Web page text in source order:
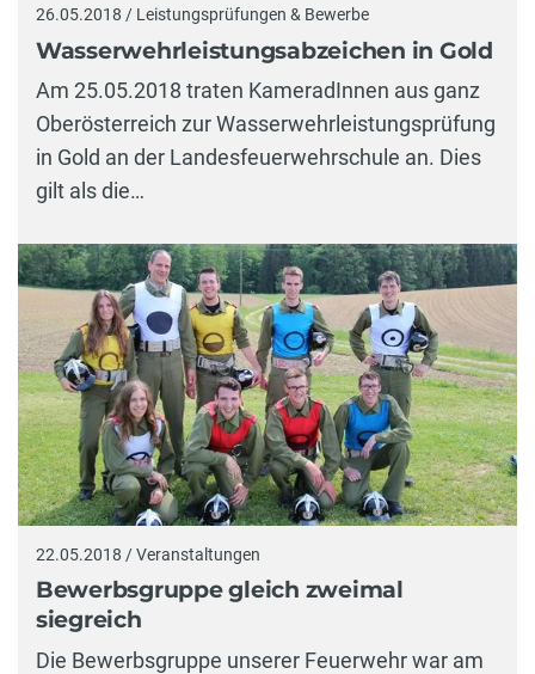
26.05.2018 / Leistungsprüfungen & Bewerbe
Wasserwehrleistungsabzeichen in Gold
Am 25.05.2018 traten KameradInnen aus ganz
Oberösterreich zur Wasserwehrleistungsprüfung
in Gold an der Landesfeuerwehrschule an. Dies
gilt als die…
22.05.2018 / Veranstaltungen
Bewerbsgruppe gleich zweimal
siegreich
Die Bewerbsgruppe unserer Feuerwehr war am